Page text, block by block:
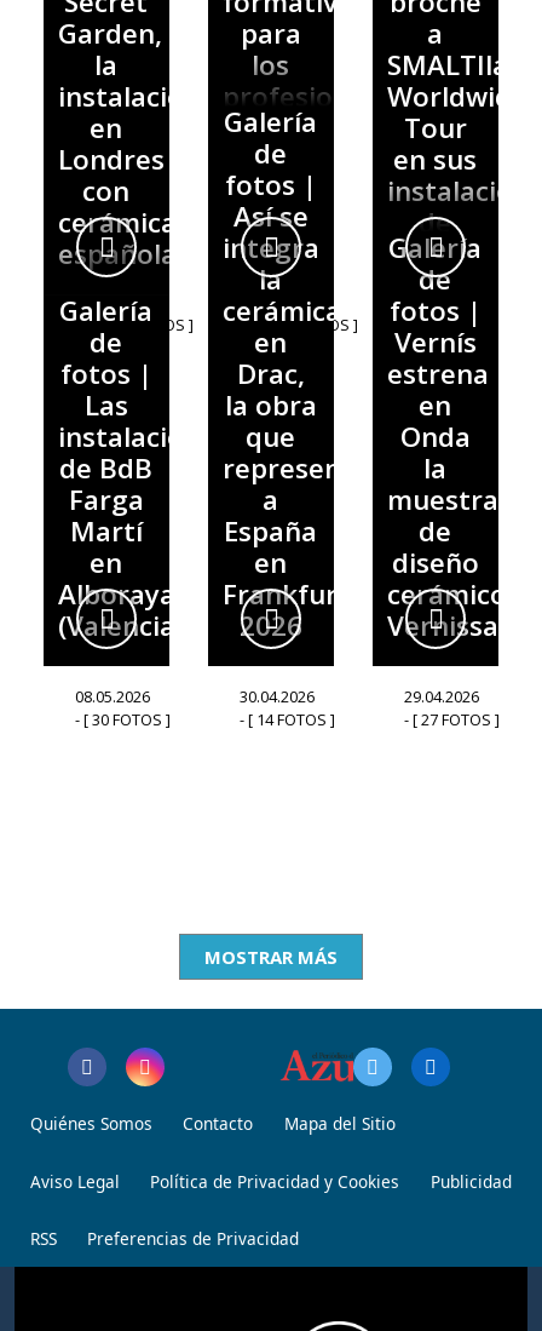
Garden,
la
instalación
en
Londres
con
cerámica
española
21.05.2026
- [ 6 FOTOS ]
para
los
profesionales
de la
mano
de
Amado
Salvador
20.05.2026
- [ 7 FOTOS ]
a
SMALTIlab
Worldwide
Tour
en sus
de
Onda
15.05.2026
- [ 30 FOTOS ]
Galería
de
fotos |
Las
instalaciones
de BdB
Farga
Martí
en
Alboraya
(Valencia)
08.05.2026
- [ 30 FOTOS ]
Galería
de
fotos |
Así se
integra
la
cerámica
en
Drac,
la obra
que
representa
a
España
en
Frankfurt
2026
30.04.2026
- [ 14 FOTOS ]
Galería
de
fotos |
Vernís
estrena
en
Onda
la
muestra
de
diseño
cerámico
Vernissage
29.04.2026
- [ 27 FOTOS ]
MOSTRAR MÁS
Quiénes Somos Contacto Mapa del Sitio
Aviso Legal Política de Privacidad y Cookies Publicidad
RSS Preferencias de Privacidad